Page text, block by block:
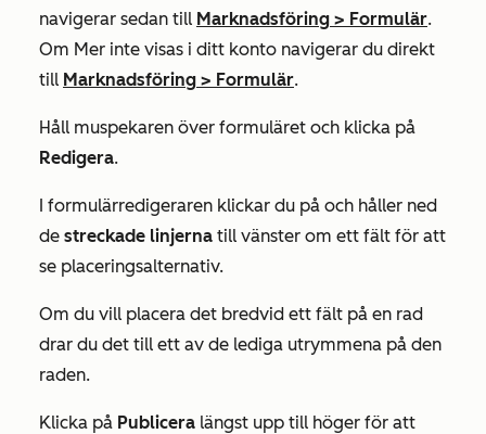
navigerar sedan till Marknadsföring > Formulär.
Om Mer inte visas i ditt konto navigerar du direkt
till Marknadsföring > Formulär.
Håll muspekaren över formuläret och klicka på
Redigera.
I formulärredigeraren klickar du på och håller ned
de streckade linjerna till vänster om ett fält för att
se placeringsalternativ.
Om du vill placera det bredvid ett fält på en rad
drar du det till ett av de lediga utrymmena på den
raden.
Klicka på Publicera längst upp till höger för att